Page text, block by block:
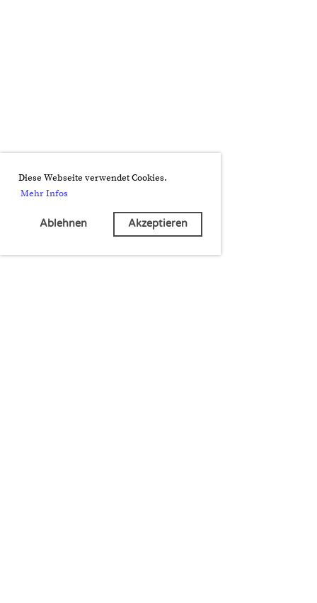
Diese Webseite verwendet Cookies.
Mehr Infos
Ablehnen Akzeptieren